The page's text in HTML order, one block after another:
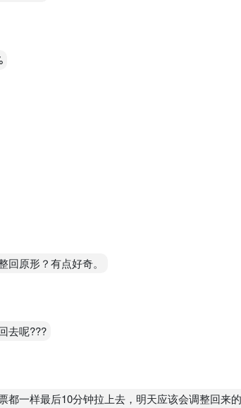
原形？有点好奇。
去呢???
一样最后10分钟拉上去，明天应该会调整回来的